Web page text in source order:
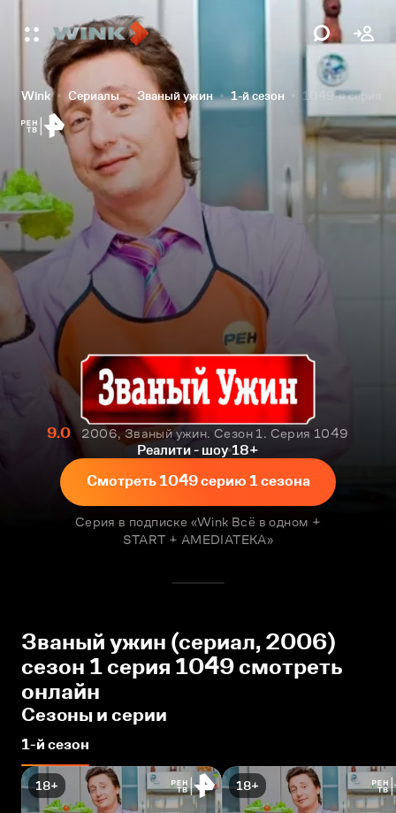
Wink Сериалы Званый ужин 1-й сезон 1049-я серия
9.0
2006, Званый ужин. Сезон 1. Серия 1049
Реалити - шоу 18+
Смотреть 1049 серию 1 сезона
Серия в подписке «Wink Всё в одном +
START + AMEDIATEKA»
Званый ужин (сериал, 2006)
сезон 1 серия 1049 смотреть
онлайн
Сезоны и серии
1-й сезон
18+ 18+